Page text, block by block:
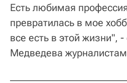
Есть любимая
превратилась в мое
все есть в этой жизни", -
Медведева